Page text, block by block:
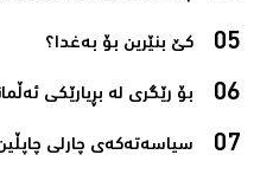
کێ بنێرین بۆ بەغدا؟‌
بۆ رێگری لە بڕیارێکى
سیاسەتەکەى چارلى